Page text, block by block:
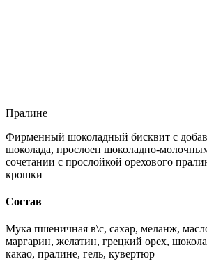
Пралине
Фирменный шоколадный бисквит с
шоколада, прослоен шоколадно-
сочетании с прослойкой орехового
крошки
Состав
Мука пшеничная в\с, сахар, меланж,
маргарин, желатин, грецкий орех,
какао, пралине, гель, кувертюр